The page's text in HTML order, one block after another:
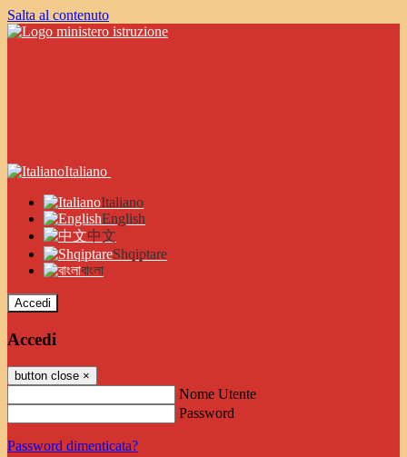
Salta al contenuto
Italiano
Italiano
English
中文
Shqiptare
বাংলা
Accedi
Accedi
button close ×
Nome Utente
Password
Password dimenticata?